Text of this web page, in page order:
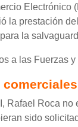
la prestación
la
a las Fuerzas
Rafael Roca
sido